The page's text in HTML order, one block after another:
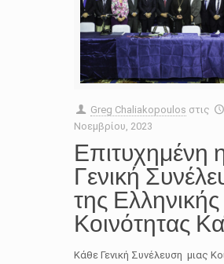
Greg Chaliakopoulos στις
Νοεμβρίου, 2023
Επιτυχημένη
Γενική
της Ελληνικής
Κοινότητας
Κάθε Γενική Συνέλευση μιας